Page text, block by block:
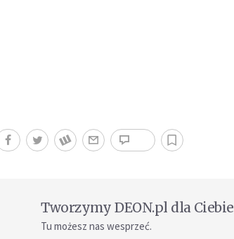
Tworzymy DEON.pl dla Ciebie
Tu możesz nas wesprzeć.